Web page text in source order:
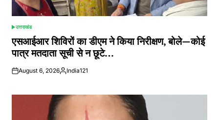
POSTED
IN
उत्तराखंड
एसआईआर शिविरों का डीएम ने किया निरीक्षण, बोले—कोई
पात्र मतदाता सूची से न छूटे…
August 6, 2026Posted
India121